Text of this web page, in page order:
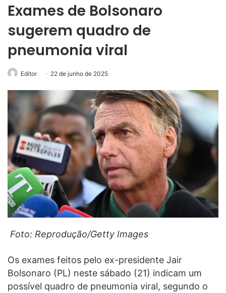
Exames de Bolsonaro
sugerem quadro de
pneumonia viral
Editor 22 de junho de 2025
Foto: Reprodução/Getty Images
Os exames feitos pelo ex-presidente Jair
Bolsonaro (PL) neste sábado (21) indicam um
possível quadro de pneumonia viral, segundo o